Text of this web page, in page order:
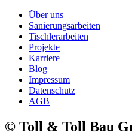
Über uns
Sanierungsarbeiten
Tischlerarbeiten
Projekte
Karriere
Blog
Impressum
Datenschutz
AGB
© Toll & Toll Bau